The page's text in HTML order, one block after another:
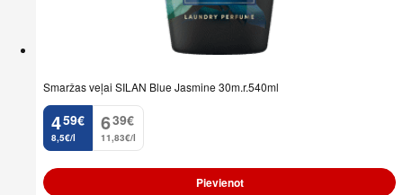
Smaržas veļai SILAN Blue Jasmine 30m.r.540ml
4
. 59€
8,5€/l
6
. 39€
11,83€/l
Pievienot